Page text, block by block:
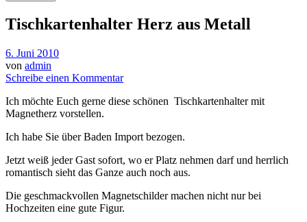
Tischkartenhalter Herz aus Metall
6. Juni 2010
von admin
Schreibe einen Kommentar
Ich möchte Euch gerne diese schönen Tischkartenhalter mit
Magnetherz vorstellen.
Ich habe Sie über Baden Import bezogen.
Jetzt weiß jeder Gast sofort, wo er Platz nehmen darf und herrlich
romantisch sieht das Ganze auch noch aus.
Die geschmackvollen Magnetschilder machen nicht nur bei
Hochzeiten eine gute Figur.